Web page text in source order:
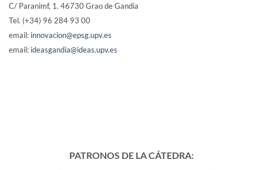
C/ Paranimf, 1. 46730 Grao de Gandia
Tel. (+34) 96 284 93 00
email: innovacion@epsg.upv.es
email: ideasgandia@ideas.upv.es
PATRONOS DE LA CÁTEDRA: